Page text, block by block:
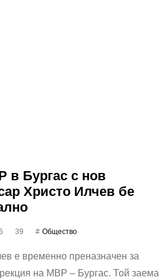
в Бургас с нов
Христо Илчев бе
39 Общество
е временно преназначен за
на МВР – Бургас. Той заема